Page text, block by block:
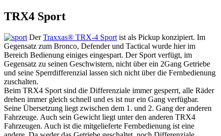
TRX4 Sport
DerTraxxas® TRX-4 Sport ist als Pickup konzipiert. Im
Gegensatz zum Bronco, Defender und Tactical wurde hier im
Bereich Bedienung einiges eingespart. Der Sport verfügt, im
Gegensatz zu seinen Geschwistern, nicht über ein 2Gang Getriebe
und seine Sperrdifferenzial lassen sich nicht über die Fernbedienung
zuschalten.
Beim TRX4 Sport sind die Differenziale immer gesperrt, alle Räder
drehen immer gleich schnell und es ist nur ein Gang verfügbar.
Seine Übersetzung liegt zwischen dem 1. und 2. Gang der anderen
Fahrzeuge. Auch sein Gewicht liegt unter den anderen TRX4
Fahrzeugen. Auch ist die mitgelieferte Fernbedienung ist eine